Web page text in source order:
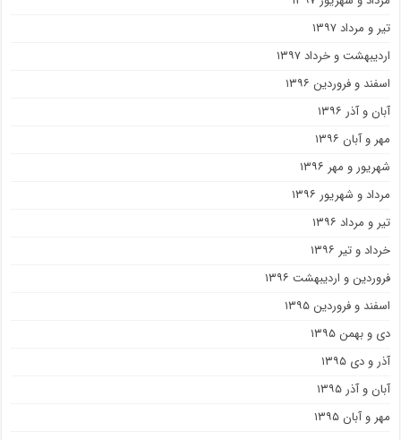
تیر و مرداد ۱۳۹۷
اردیبهشت و خرداد ۱۳۹۷
اسفند و فروردین ۱۳۹۶
آبان و آذر ۱۳۹۶
مهر و آبان ۱۳۹۶
شهریور و مهر ۱۳۹۶
مرداد و شهریور ۱۳۹۶
تیر و مرداد ۱۳۹۶
خرداد و تیر ۱۳۹۶
فروردین و اردیبهشت ۱۳۹۶
اسفند و فروردین ۱۳۹۵
دی و بهمن ۱۳۹۵
آذر و دی ۱۳۹۵
آبان و آذر ۱۳۹۵
مهر و آبان ۱۳۹۵